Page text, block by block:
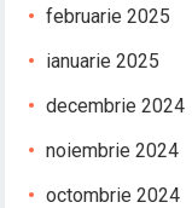
februarie 2025
ianuarie 2025
decembrie 2024
noiembrie 2024
octombrie 2024